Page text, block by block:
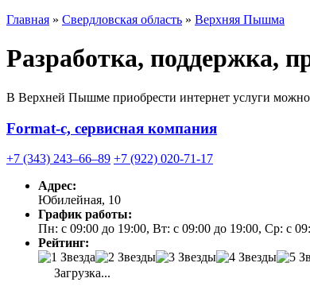
Главная » Свердловская область » Верхняя Пышма
Разработка, поддержка,
В Верхней Пышме приобрести интернет услуги
Format-c, сервисная компания
+7 (343) 243‒66‒89 +7 (922) 020-71-17
Адрес:
Юбилейная, 10
График работы:
Пн: с 09:00 до 19:00, Вт: с 09:00 до 19:00, Ср: с
Рейтинг:
Загрузка...